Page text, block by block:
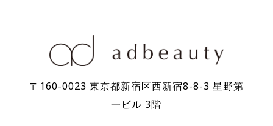
〒160-0023 東京都新宿区⻄新宿8-8-3 星野第
⼀ビル 3階